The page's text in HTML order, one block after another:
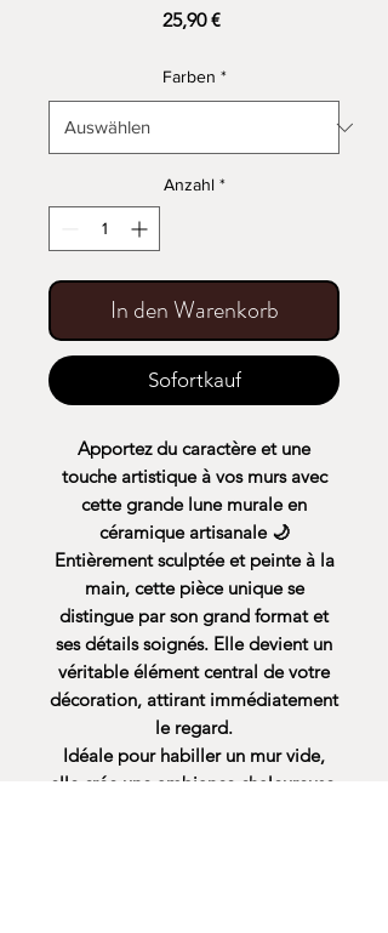
25,90 €Preis
Farben *
Anzahl *
In den Warenkorb
Sofortkauf
Apportez du caractère et une
touche artistique à vos murs avec
cette grande lune murale en
céramique artisanale 🌙
Entièrement sculptée et peinte à la
main, cette pièce unique se
distingue par son grand format et
ses détails soignés. Elle devient un
véritable élément central de votre
décoration, attirant immédiatement
le regard.
Idéale pour habiller un mur vide,
elle crée une ambiance chaleureuse,